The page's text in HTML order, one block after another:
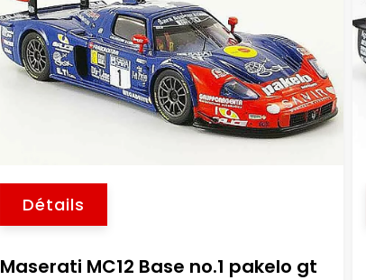
Détails
Maserati MC12 Base no.1 pakelo gt